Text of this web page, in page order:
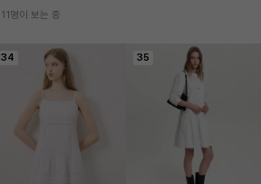
11명이 보는 중
34 35